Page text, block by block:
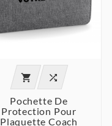
 
Pochette De
Protection Pour
Plaquette Coach